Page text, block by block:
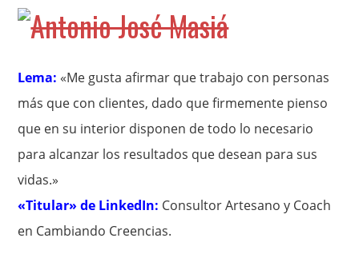
Lema: «Me gusta afirmar que trabajo con personas
más que con clientes, dado que firmemente pienso
que en su interior disponen de todo lo necesario
para alcanzar los resultados que desean para sus
vidas.»
«Titular» de LinkedIn: Consultor Artesano y Coach
en Cambiando Creencias.